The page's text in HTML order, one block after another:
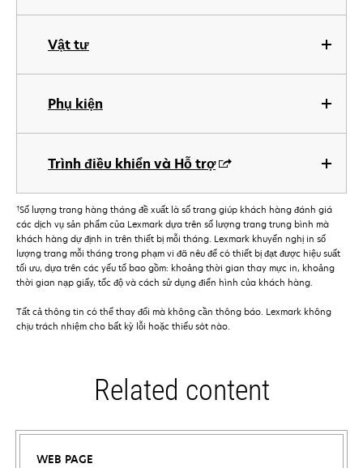
Vật tư
Phụ kiện
Trình điều khiển và Hỗ trợ
†Số lượng trang hàng tháng đề xuất là số trang giúp khách hàng đánh giá
các dịch vụ sản phẩm của Lexmark dựa trên số lượng trang trung bình mà
khách hàng dự định in trên thiết bị mỗi tháng. Lexmark khuyến nghị in số
lượng trang mỗi tháng trong phạm vi đã nêu để có thiết bị đạt được hiệu suất
tối ưu, dựa trên các yếu tố bao gồm: khoảng thời gian thay mực in, khoảng
thời gian nạp giấy, tốc độ và cách sử dụng điển hình của khách hàng.
Tất cả thông tin có thể thay đổi mà không cần thông báo. Lexmark không
chịu trách nhiệm cho bất kỳ lỗi hoặc thiếu sót nào.
Related content
WEB PAGE